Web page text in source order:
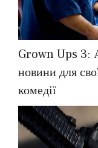
Grown Ups 3:
новини для
комедії